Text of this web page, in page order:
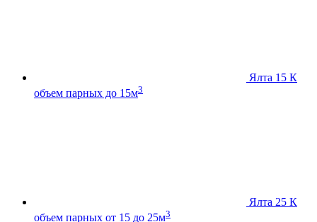
Ялта 15 К
объем парных до 15м3
Ялта 25 К
объем парных от 15 до 25м3